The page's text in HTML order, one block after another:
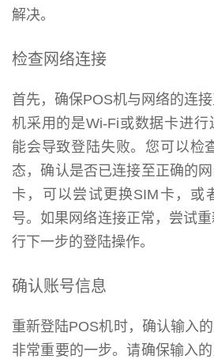
解决。
检查网络连接
首先，确保POS机与网络的连
机采用的是Wi-Fi或数据卡进
能会导致登陆失败。您可以检
态，确认是否已连接至正确的
卡，可以尝试更换SIM卡，或
号。如果网络连接正常，尝试
行下一步的登陆操作。
确认账号信息
重新登陆POS机时，确认输入
非常重要的一步。请确保输入